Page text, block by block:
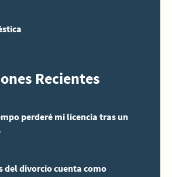
Recientes
perderé mi licencia tras un
del divorcio cuenta como